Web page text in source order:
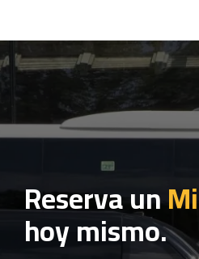
Reserva un
hoy mismo.